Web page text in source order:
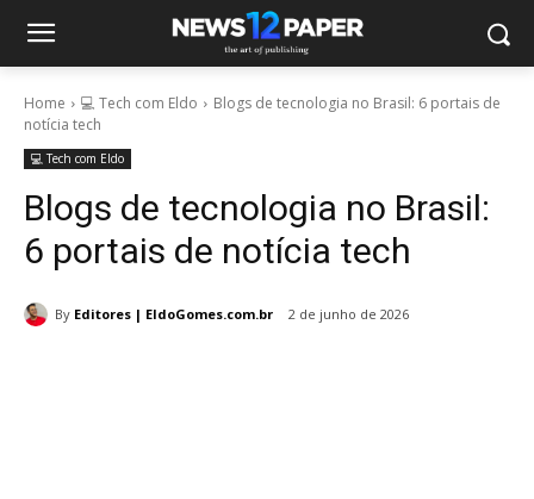
Home 💻 Tech com Eldo
Blogs de tecnologia no Brasil: 6 portais de
notícia tech
💻 Tech com Eldo
Blogs de tecnologia no Brasil:
6 portais de notícia tech
By Editores | EldoGomes.com.br 2 de junho de 2026